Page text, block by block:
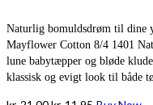
Naturlig bomuldsdrøm til dine
Mayflower Cotton 8/4 1401
lune babytæpper og bløde
klassisk og evigt look til både